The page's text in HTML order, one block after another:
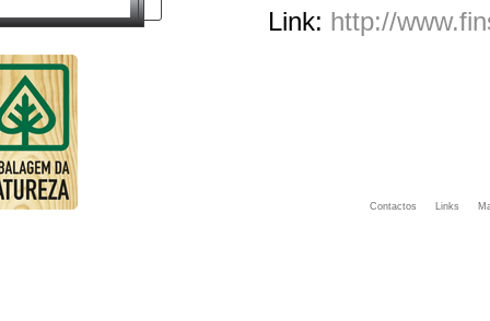
Link: http://
Contactos Links